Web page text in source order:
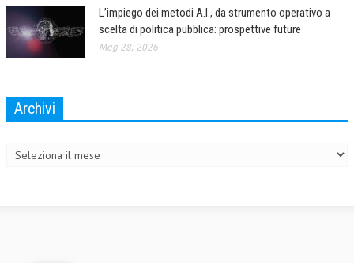
TREASURY IN FINANCIAL SERVICES
RISK MANAGEMENT
PERSONA E CITTÀ
DIRITTO
L’impiego dei metodi A.I., da strumento operativo a
scelta di politica pubblica: prospettive future
Mag 28, 2026
Archivi